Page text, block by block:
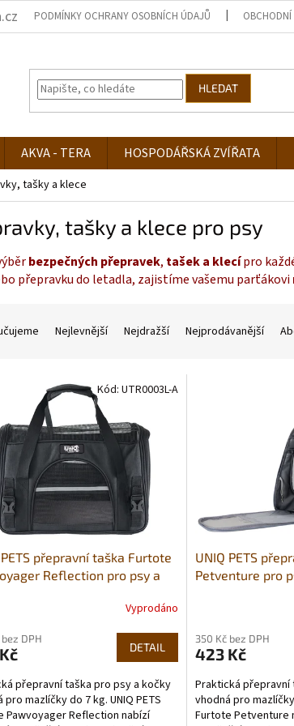
PODMÍNKY OCHRANY OSOBNÍCH ÚDAJŮ
HLEDAT
AKVA - TERA HOSPODÁŘSKÁ ZVÍŘATA
tašky a klece
tašky a klece pro psy
bezpečných přepravek, tašek a klecípro
přepravku do letadla, zajistíme vašemu parťákovi
Nejlevnější Nejdražší Nejprodávanější
PETS přepravní taška Furtote
Reflection pro psy a
Vyprodáno
DPH
DETAIL
přepravní taška pro psy a kočky
pro mazlíčky do 7 kg. UNIQ PETS
Pawvoyager Reflection nabízí
Kód: UTR0003L-A
UNIQ PETS
Petventure pro
350 Kč bez DPH
423 Kč
Praktická
vhodná pro
Furtote Petventure